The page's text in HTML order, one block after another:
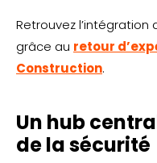
Retrouvez
grâce au retour
Construction.
Un hub
de la sécurité